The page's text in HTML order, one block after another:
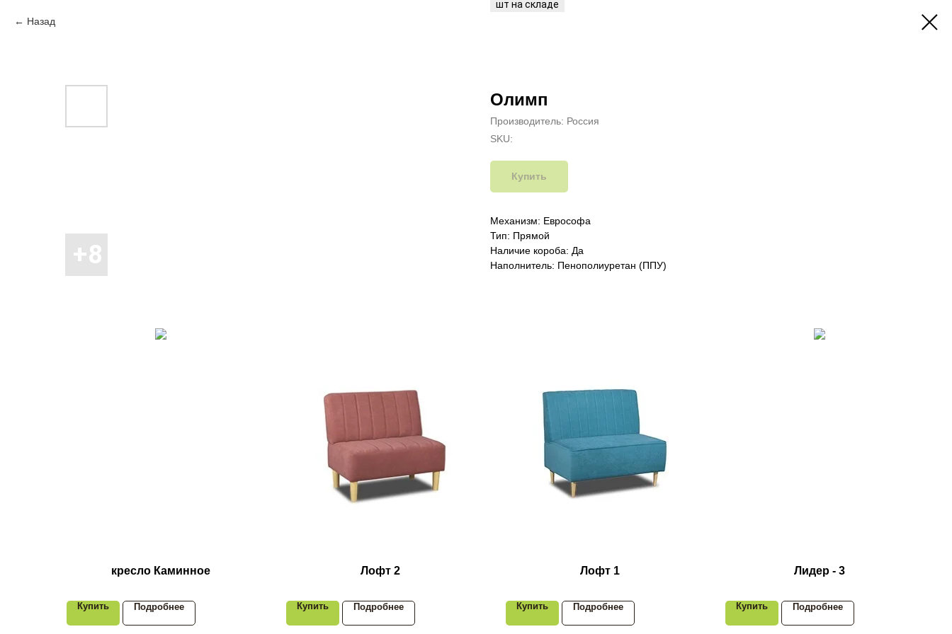
Назад
Олимп
Производитель: Россия
SKU:
Купить
Механизм: Еврософа
Тип: Прямой
Наличие короба: Да
Наполнитель: Пенополиуретан (ППУ)
кресло Каминное
Купить Подробнее
Лофт 2
Купить Подробнее
Лофт 1
Купить Подробнее
Лидер - 3
Купить Подробнее